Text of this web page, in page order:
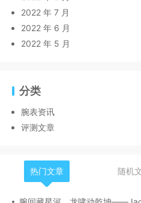
2022 年 7 月
2022 年 6 月
2022 年 5 月
分类
腕表资讯
评测文章
热门文章 随机